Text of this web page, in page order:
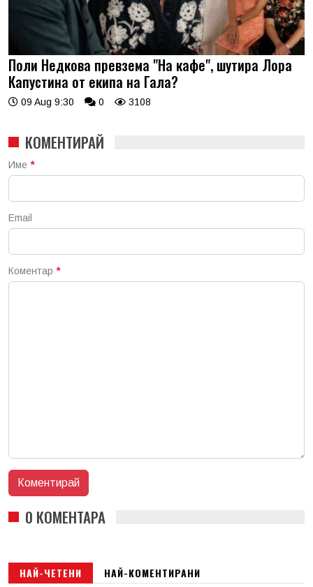
Поли Недкова превзема "На кафе", шутира Лора
Капустина от екипа на Гала?
09 Aug 9:30 0 3108
КОМЕНТИРАЙ
Име *
Email
Коментар *
0 КОМЕНТАРА
НАЙ-ЧЕТЕНИ НАЙ-КОМЕНТИРАНИ